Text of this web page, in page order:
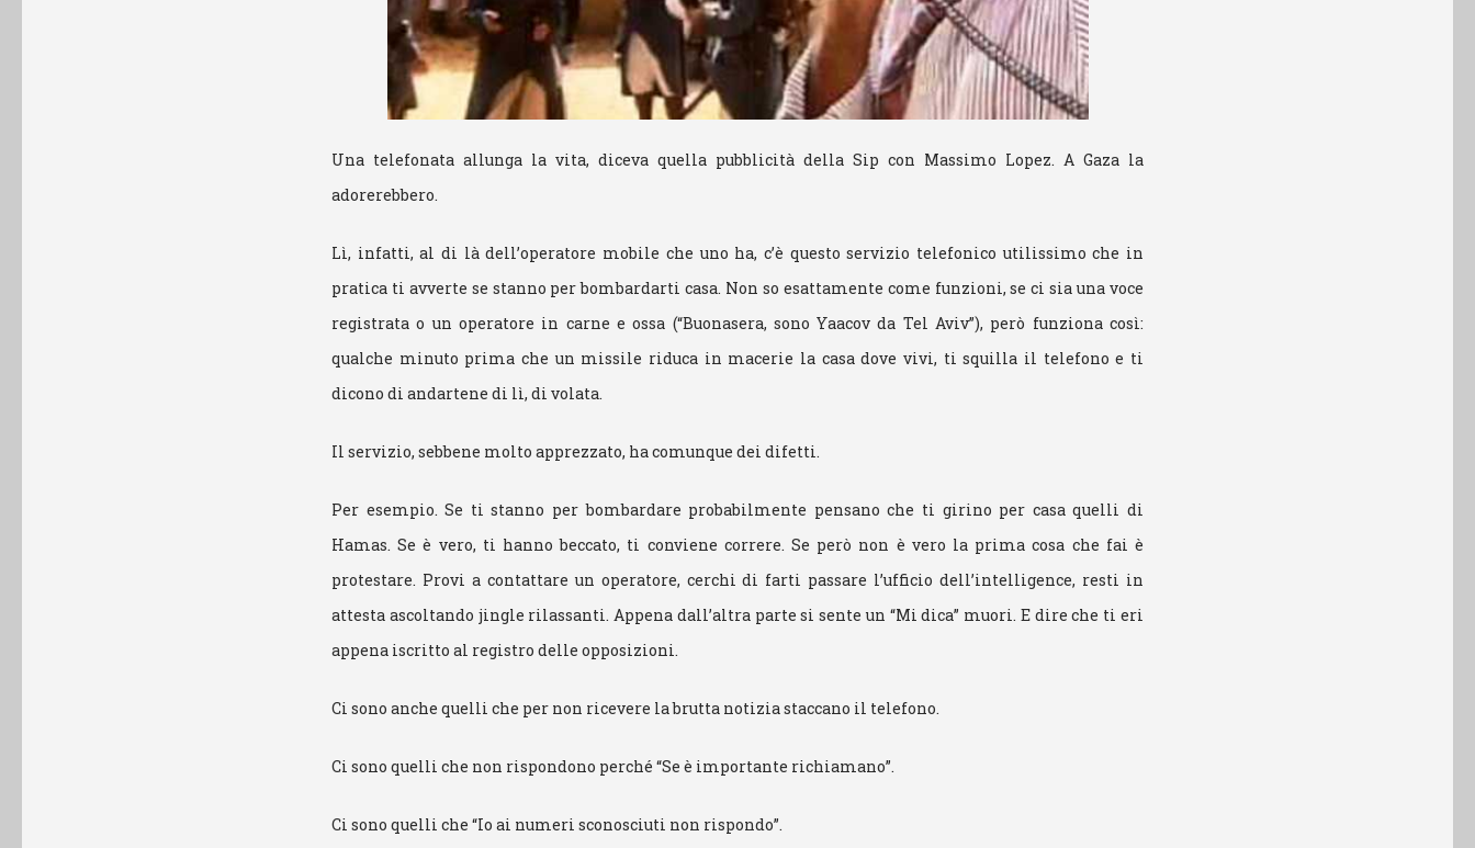
Una telefonata allunga la vita, diceva quella pubblicità della Sip con Massimo Lopez. A Gaza la
adorerebbero.
Lì, infatti, al di là dell’operatore mobile che uno ha, c’è questo servizio telefonico utilissimo che in
pratica ti avverte se stanno per bombardarti casa. Non so esattamente come funzioni, se ci sia una voce
registrata o un operatore in carne e ossa (“Buonasera, sono Yaacov da Tel Aviv”), però funziona così:
qualche minuto prima che un missile riduca in macerie la casa dove vivi, ti squilla il telefono e ti
dicono di andartene di lì, di volata.
Il servizio, sebbene molto apprezzato, ha comunque dei difetti.
Per esempio. Se ti stanno per bombardare probabilmente pensano che ti girino per casa quelli di
Hamas. Se è vero, ti hanno beccato, ti conviene correre. Se però non è vero la prima cosa che fai è
protestare. Provi a contattare un operatore, cerchi di farti passare l’ufficio dell’intelligence, resti in
attesta ascoltando jingle rilassanti. Appena dall’altra parte si sente un “Mi dica” muori. E dire che ti eri
appena iscritto al registro delle opposizioni.
Ci sono anche quelli che per non ricevere la brutta notizia staccano il telefono.
Ci sono quelli che non rispondono perché “Se è importante richiamano”.
Ci sono quelli che “Io ai numeri sconosciuti non rispondo”.